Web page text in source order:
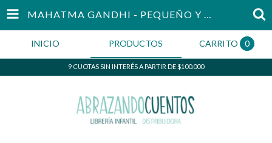
MAHATMA GANDHI - PEQUEÑO Y GRANDE
INICIO PRODUCTOS CARRITO 0
9 CUOTAS SIN INTERÉS A PARTIR DE $100.000